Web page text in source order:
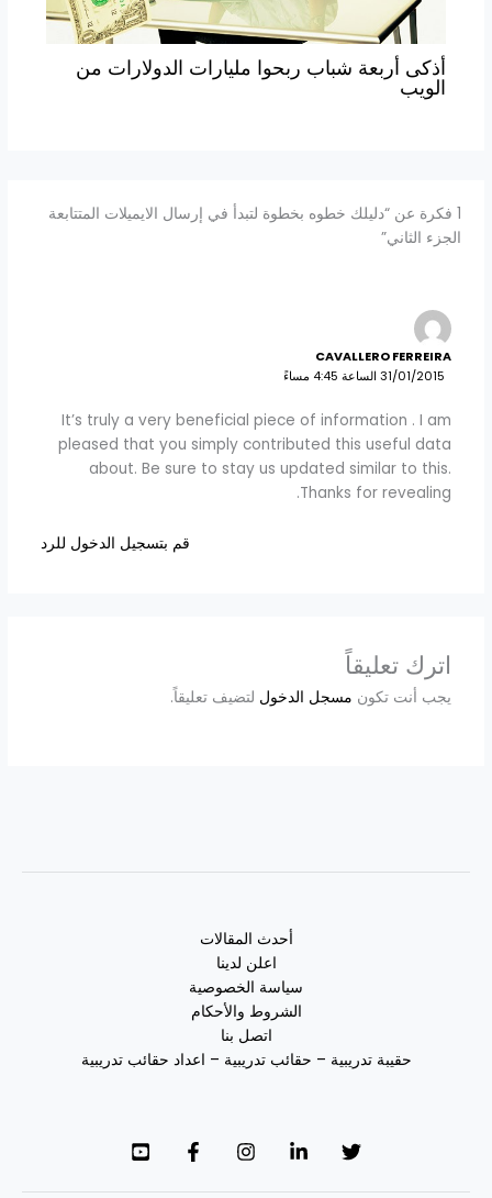
أذكى أربعة شباب ربحوا مليارات الدولارات من
الويب
1 فكرة عن “دليلك خطوه بخطوة لتبدأ في إرسال الايميلات المتتابعة
الجزء الثاني”
CAVALLERO FERREIRA
31/01/2015 الساعة 4:45 مساءً
It’s truly a very beneficial piece of information . I am
pleased that you simply contributed this useful data
about. Be sure to stay us updated similar to this.
Thanks for revealing.
قم بتسجيل الدخول للرد
اترك تعليقاً
يجب أنت تكون مسجل الدخول لتضيف تعليقاً.
أحدث المقالات
اعلن لدينا
سياسة الخصوصية
الشروط والأحكام
اتصل بنا
حقيبة تدريبية – حقائب تدريبية – اعداد حقائب تدريبية